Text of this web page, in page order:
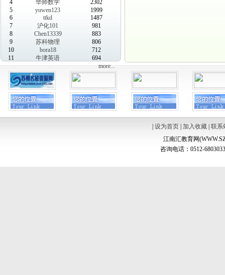
4
华师数学
2302
5
yuwen123
1999
6
ttkd
1487
7
沪化101
981
8
Chen13339
883
9
苏科物理
806
10
bora18
712
11
牛津英语
694
more...
设为首页| 加入收藏| 联系
江南汇教育网
咨询电话：0512-